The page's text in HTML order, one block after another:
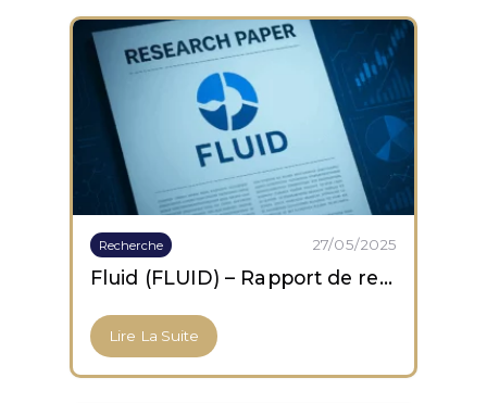
Recherche 27/05/2025
Fluid (FLUID) – Rapport de recherche
Lire La Suite